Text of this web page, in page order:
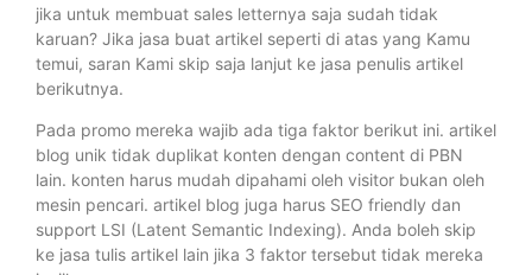
jika untuk membuat sales letternya saja sudah tidak
karuan? Jika jasa buat artikel seperti di atas yang Kamu
temui, saran Kami skip saja lanjut ke jasa penulis artikel
berikutnya.
Pada promo mereka wajib ada tiga faktor berikut ini. artikel
blog unik tidak duplikat konten dengan content di PBN
lain. konten harus mudah dipahami oleh visitor bukan oleh
mesin pencari. artikel blog juga harus SEO friendly dan
support LSI (Latent Semantic Indexing). Anda boleh skip
ke jasa tulis artikel lain jika 3 faktor tersebut tidak mereka